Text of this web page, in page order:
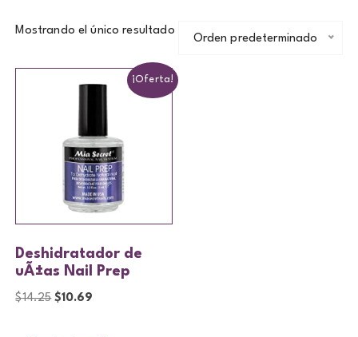
Mostrando el único resultado
Orden predeterminado
¡Oferta!
Deshidratador de
uÃ±as Nail Prep
$14.25 $10.69